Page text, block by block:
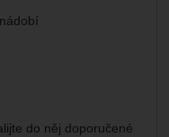
do něj doporučené